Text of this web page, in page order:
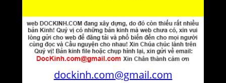
dockinh.com@gmail.com